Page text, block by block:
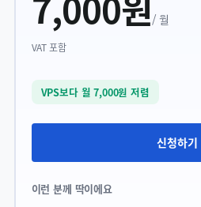
/ 월
VAT 포함
VPS보다 월 7,000원 저렴
신청하기
이런 분께 딱이에요